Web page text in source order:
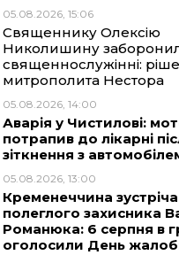
05.08.2026, 15:06
Священнику Олексію
Николишину
священнослужінні:
митрополита Нестора
05.08.2026, 14:00
Аварія у Чистилові:
потрапив до лікарні
зіткнення з
05.08.2026, 13:00
Кременеччина
полеглого захисника
Романюка: 6 серпня в
оголосили День